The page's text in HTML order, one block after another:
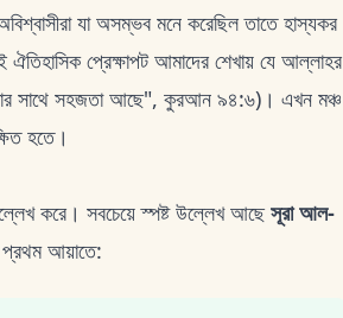
যা অসম্ভব মনে করেছিল তাতে হাস্যকর
প্রেক্ষাপট আমাদের শেখায় যে আল্লাহর
সাথে সহজতা আছে", কুরআন ৯৪:৬)। এখন মঞ্চ
হতে।
করে। সবচেয়ে স্পষ্ট উল্লেখ আছেসূরা আল-
প্রথম আয়াতে: